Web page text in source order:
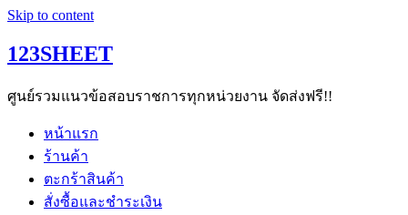
Skip to content
123SHEET
ศูนย์รวมแนวข้อสอบราชการทุกหน่วยงาน จัดส่งฟรี!!
หน้าแรก
ร้านค้า
ตะกร้าสินค้า
สั่งซื้อและชำระเงิน